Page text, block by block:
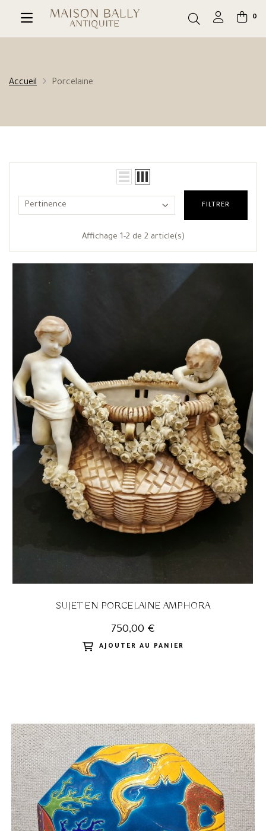
0
Accueil Porcelaine
Pertinence FILTRER
Affichage 1-2 de 2 article(s)
SUJET EN PORCELAINE AMPHORA
750,00 €
AJOUTER AU PANIER